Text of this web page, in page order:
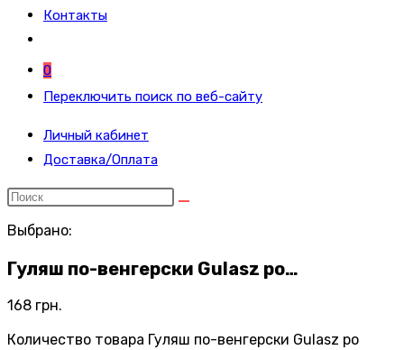
Контакты
0
Переключить поиск по веб-сайту
Личный кабинет
Доставка/Оплата
Выбрано:
Гуляш по-венгерски Gulasz po…
168 грн.
Количество товара Гуляш по-венгерски Gulasz po